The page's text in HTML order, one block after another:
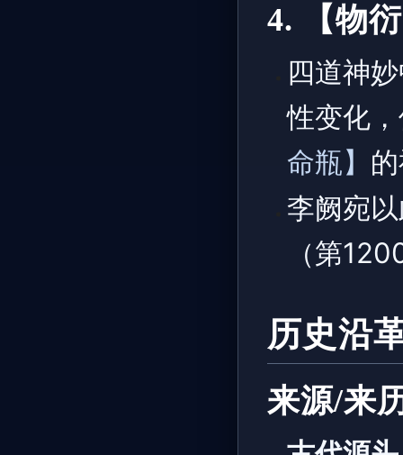
4. 【物
四道神
性变化
命瓶】
李阙宛
（第
历史沿
来源/来